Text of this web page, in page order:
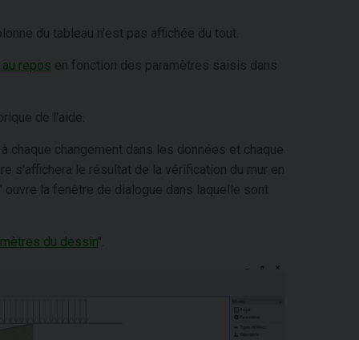
du tableau n'est pas affichée du tout.
repos en fonction des paramètres saisis dans
de l'aide.
changement dans les données et chaque
s'affichera le résultat de la vérification du mur en
ouvre la fenêtre de dialogue dans laquelle sont
du dessin".